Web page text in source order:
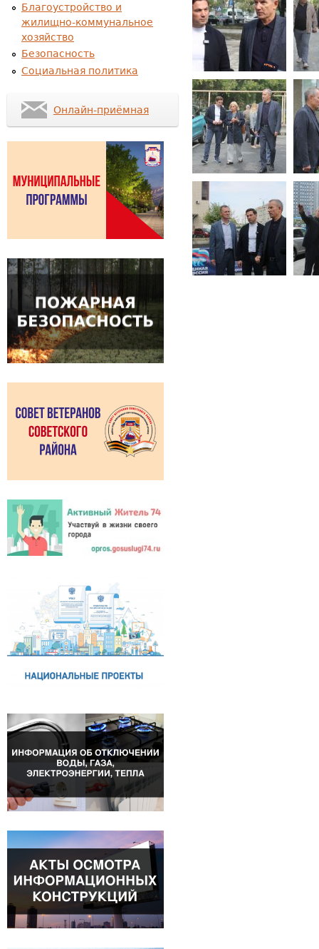
Благоустройство и
жилищно-коммунальное
хозяйство
Безопасность
Социальная политика
Онлайн-приёмная